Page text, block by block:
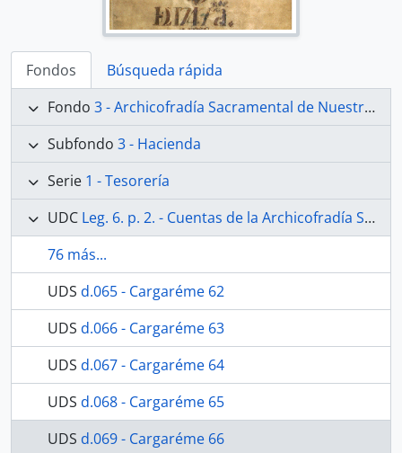
Fondos
Búsqueda rápida
Fondo 3 - Archicofradía Sacramental de Nuestra Señora de los Dolores
Subfondo 3 - Hacienda
Serie 1 - Tesorería
UDC Leg. 6. p. 2. - Cuentas de la Archicofradía Sacramental de Nuestra Señora de los Dolores de la Parroquia de San Juan de Málaga. Desde 20 de enero de 1891 al 31 de diciembre de 1897. Contiene además las relaciones de hermanos de 1890 y 1892.
76 más...
UDS d.065 - Cargaréme 62
UDS d.066 - Cargaréme 63
UDS d.067 - Cargaréme 64
UDS d.068 - Cargaréme 65
UDS d.069 - Cargaréme 66